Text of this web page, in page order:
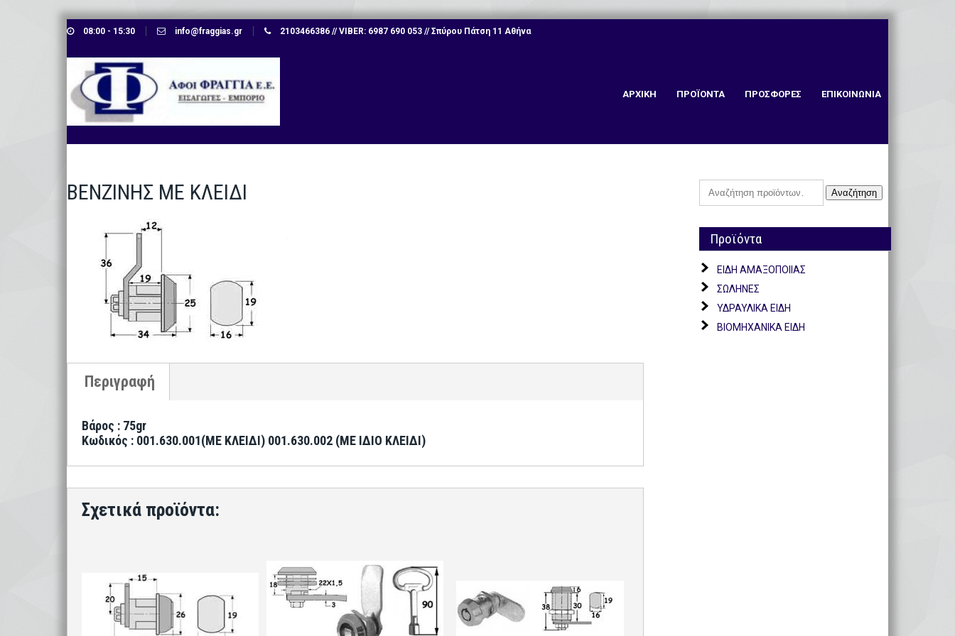
Skip
content
08:00 - 15:30 info@fraggias.gr 2103466386 // VIBER: 6987 690 053 // Σπύρου Πάτση 11 Αθήνα
ΑΡΧΙΚΗ ΠΡΟΪΟΝΤΑ ΠΡΟΣΦΟΡΕΣ ΕΠΙΚΟΙΝΩΝΙΑ
ΒΕΝΖΙΝΗΣ ΜΕ ΚΛΕΙΔΙ
Βάρος : 75gr
Κωδικός : 001.630.001(ΜΕ ΚΛΕΙΔΙ) 001.630.002 (ΜΕ ΙΔΙΟ ΚΛΕΙΔΙ)
Αναζήτηση
Αναζήτηση
Προϊόντα
ΕΙΔΗ ΑΜΑΞΟΠΟΙΙΑΣ
ΣΩΛΗΝΕΣ
ΥΔΡΑΥΛΙΚΑ ΕΙΔΗ
ΒΙΟΜΗΧΑΝΙΚΑ ΕΙΔΗ